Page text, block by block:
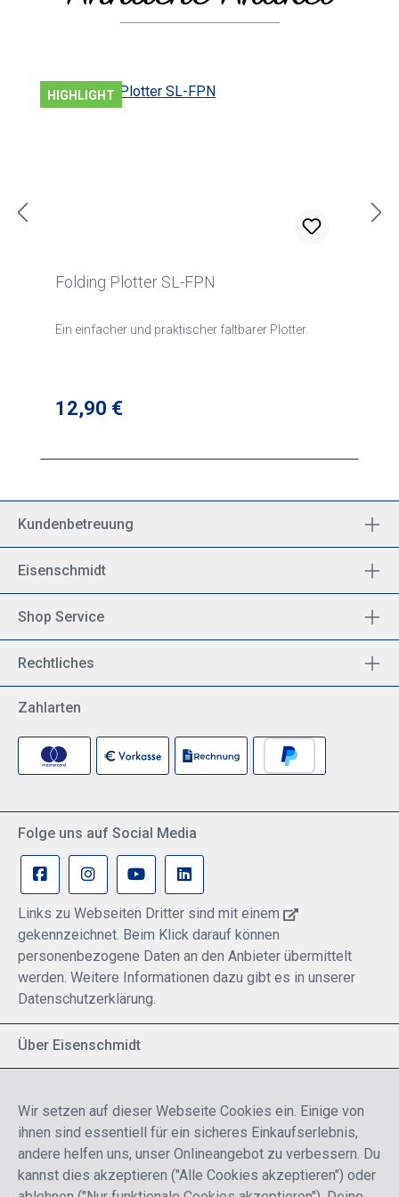
HIGHLIGHT
Folding Plotter SL-FPN
Ein einfacher und praktischer faltbarer Plotter.
Regulärer Preis:
12,90 €
Kundenbetreuung
Eisenschmidt
Shop Service
Rechtliches
Zahlarten
Folge uns auf Social Media
Links zu Webseiten Dritter sind mit einem
gekennzeichnet. Beim Klick darauf können
personenbezogene Daten an den Anbieter übermittelt
werden. Weitere Informationen dazu gibt es in unserer
Datenschutzerklärung.
Über Eisenschmidt
Breite Palette von Luftfahrtprodukten
Fokus auf Pilotenausbildung
Wir setzen auf dieser Webseite Cookies ein. Einige von
ihnen sind essentiell für ein sicheres Einkaufserlebnis,
andere helfen uns, unser Onlineangebot zu verbessern. Du
kannst dies akzeptieren ("Alle Cookies akzeptieren") oder